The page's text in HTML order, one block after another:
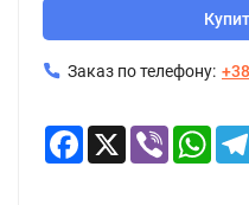
Заказ по телефону:
Facebook
X Viber